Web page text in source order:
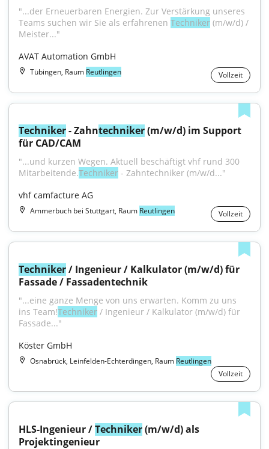
"...der Erneuerbaren Energien. Zur Verstärkung unseres
Teams suchen wir Sie als erfahrenen Techniker (m/w/d) /
Meister..."
AVAT Automation GmbH
Tübingen, Raum Reutlingen Vollzeit
Techniker - Zahntechniker (m/w/d) im Support
für CAD/CAM
"...und kurzen Wegen. Aktuell beschäftigt vhf rund 300
Mitarbeitende.Techniker - Zahntechniker (m⁠/⁠w⁠/⁠d..."
vhf camfacture AG
Ammerbuch bei Stuttgart, Raum Reutlingen Vollzeit
Techniker / Ingenieur / Kalkulator (m/w/d) für
Fassade / Fassadentechnik
"...eine ganze Menge von uns erwarten. Komm zu uns
ins Team!Techniker / Ingenieur / Kalkulator (m/w/d) für
Fassade..."
Köster GmbH
Osnabrück, Leinfelden-Echterdingen, Raum Reutlingen
Vollzeit
HLS-Ingenieur / Techniker (m/w/d) als
Projektingenieur